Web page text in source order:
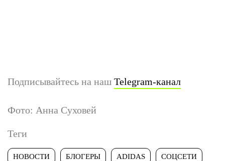
Подписывайтесь на наш Telegram-канал
Фото: Анна Суховей
Теги
НОВОСТИ БЛОГЕРЫ ADIDAS СОЦСЕТИ